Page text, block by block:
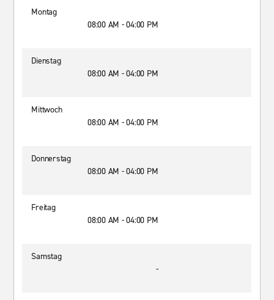
Montag
08:00 AM - 04:00 PM
Dienstag
08:00 AM - 04:00 PM
Mittwoch
08:00 AM - 04:00 PM
Donnerstag
08:00 AM - 04:00 PM
Freitag
08:00 AM - 04:00 PM
Samstag
-